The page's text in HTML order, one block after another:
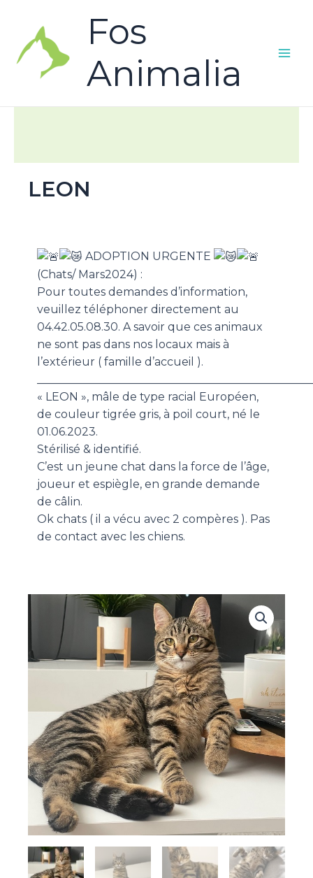
Fos
Animalia
LEON
ADOPTION URGENTE
(Chats/ Mars2024) :
Pour toutes demandes d’information,
veuillez téléphoner directement au
04.42.05.08.30. A savoir que ces animaux
ne sont pas dans nos locaux mais à
l’extérieur ( famille d’accueil ).
« LEON », mâle de type racial Européen,
de couleur tigrée gris, à poil court, né le
01.06.2023.
Stérilisé & identifié.
C’est un jeune chat dans la force de l’âge,
joueur et espiègle, en grande demande
de câlin.
Ok chats ( il a vécu avec 2 compères ). Pas
de contact avec les chiens.